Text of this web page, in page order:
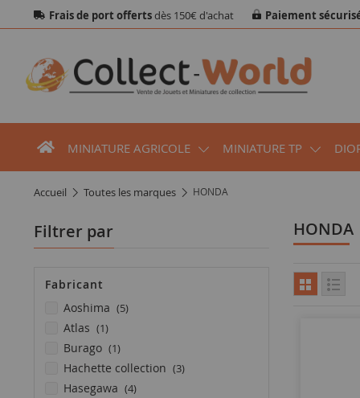
Frais de port offertsdès 150€ d'achat Paiement
MINIATURE AGRICOLE MINIATURE TP
accueil toutes les marques HONDA
HONDA
Filtrer par
Fabricant
aoshima
5articles
atlas 1article
burago 1article
hachette collection 3articles
hasegawa 4articles